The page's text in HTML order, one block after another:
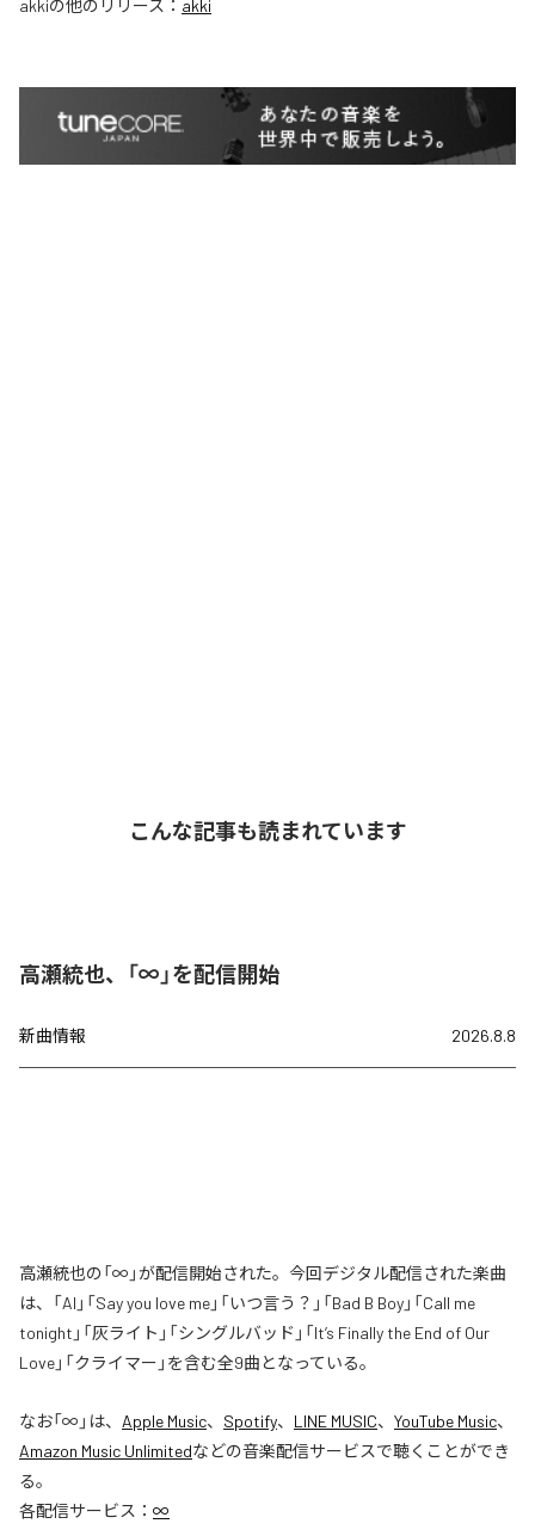
akkiの他のリリース： akki
こんな記事も読まれています
高瀬統也、「∞」を配信開始
新曲情報 2026.8.8
高瀬統也の「∞」が配信開始された。今回デジタル配信された楽曲
は、「AI」「Say you love me」「いつ言う？」「Bad B Boy」「Call me
tonight」「灰ライト」「シングルバッド」「It’s Finally the End of Our
Love」「クライマー」を含む全9曲となっている。
なお「∞ 」は、 Apple Music、 Spotify、 LINE MUSIC、 YouTube Music、
Amazon Music Unlimitedなどの音楽配信サービスで聴くことができ
る。
各配信サービス： ∞